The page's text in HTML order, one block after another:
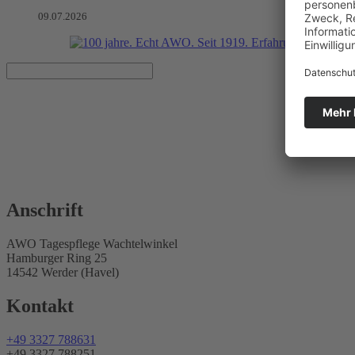
09.07.2026
AWO Tagespflege
Anschrift
AWO Tagespflege Wachtelwinkel
Hamburger Ring 25
14542 Werder (Havel)
Kontakt
+49 3327 788631